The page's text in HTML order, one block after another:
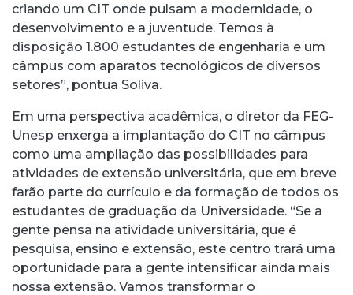
criando um CIT onde pulsam a modernidade, o
desenvolvimento e a juventude. Temos à
disposição 1.800 estudantes de engenharia e um
câmpus com aparatos tecnológicos de diversos
setores”, pontua Soliva.
Em uma perspectiva acadêmica, o diretor da FEG-
Unesp enxerga a implantação do CIT no câmpus
como uma ampliação das possibilidades para
atividades de extensão universitária, que em breve
farão parte do currículo e da formação de todos os
estudantes de graduação da Universidade. “Se a
gente pensa na atividade universitária, que é
pesquisa, ensino e extensão, este centro trará uma
oportunidade para a gente intensificar ainda mais
nossa extensão. Vamos transformar o